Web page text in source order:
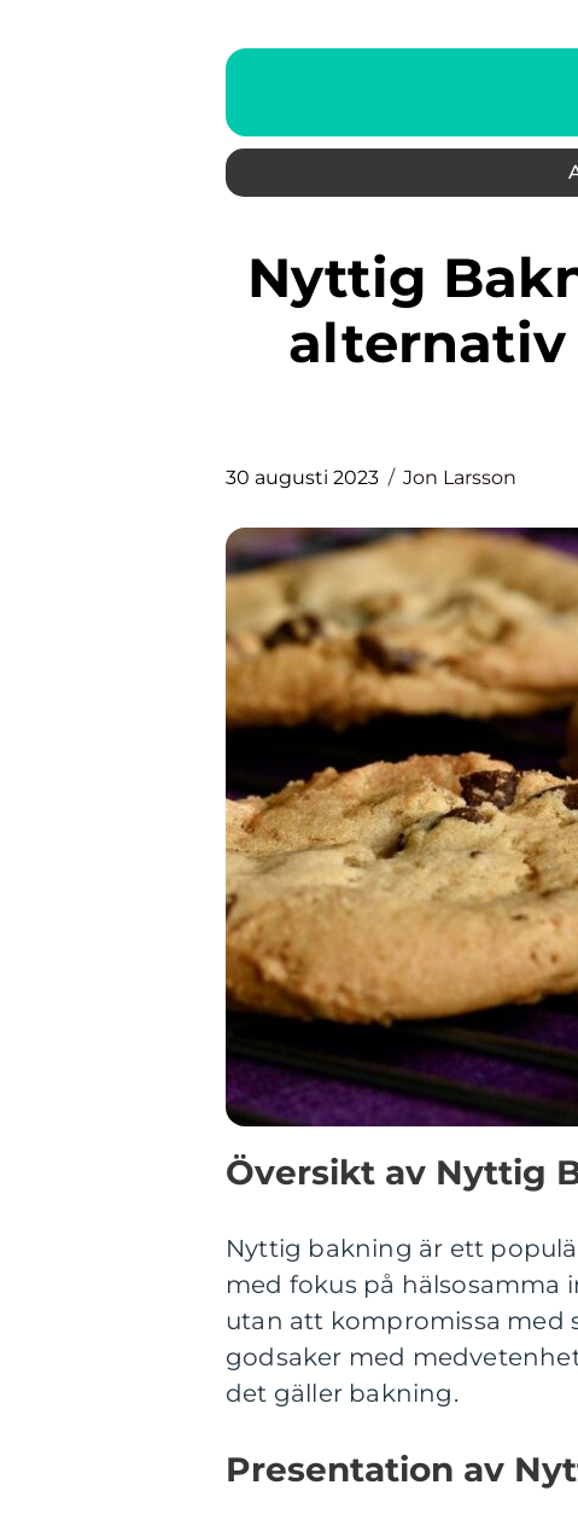
Nyttig Bakning: Hälsosamma
30 augusti 2023 Jon Larsson
Översikt av Nyttig
Nyttig bakning är ett
med fokus på hälsosamma
utan att kompromissa med
godsaker med
det gäller bakning.
Presentation av